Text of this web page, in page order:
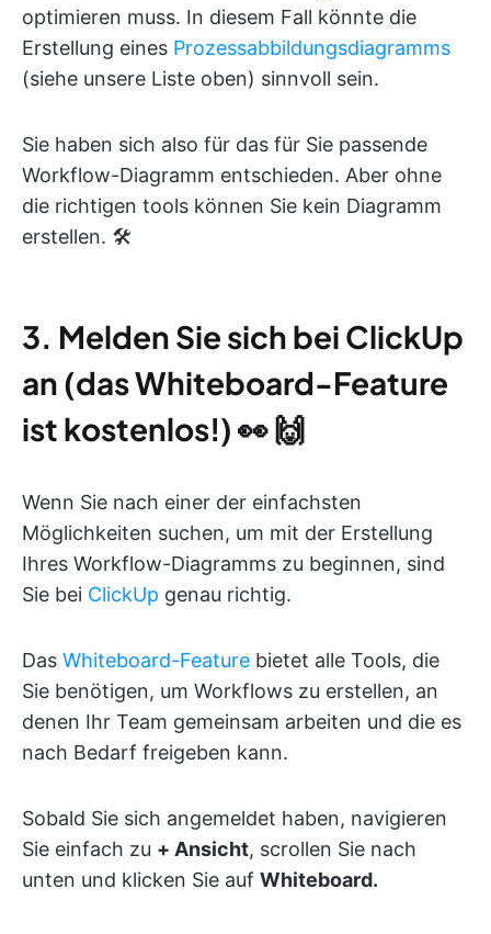
optimieren muss. In diesem Fall könnte die
Erstellung eines Prozessabbildungsdiagramms
(siehe unsere Liste oben) sinnvoll sein.
Sie haben sich also für das für Sie passende
Workflow-Diagramm entschieden. Aber ohne
die richtigen tools können Sie kein Diagramm
erstellen. 🛠️
3. Melden Sie sich bei ClickUp
an (das Whiteboard-Feature
ist kostenlos!) 👀 🙌
Wenn Sie nach einer der einfachsten
Möglichkeiten suchen, um mit der Erstellung
Ihres Workflow-Diagramms zu beginnen, sind
Sie bei ClickUp genau richtig.
Das Whiteboard-Feature bietet alle Tools, die
Sie benötigen, um Workflows zu erstellen, an
denen Ihr Team gemeinsam arbeiten und die es
nach Bedarf freigeben kann.
Sobald Sie sich angemeldet haben, navigieren
Sie einfach zu + Ansicht, scrollen Sie nach
unten und klicken Sie auf Whiteboard.